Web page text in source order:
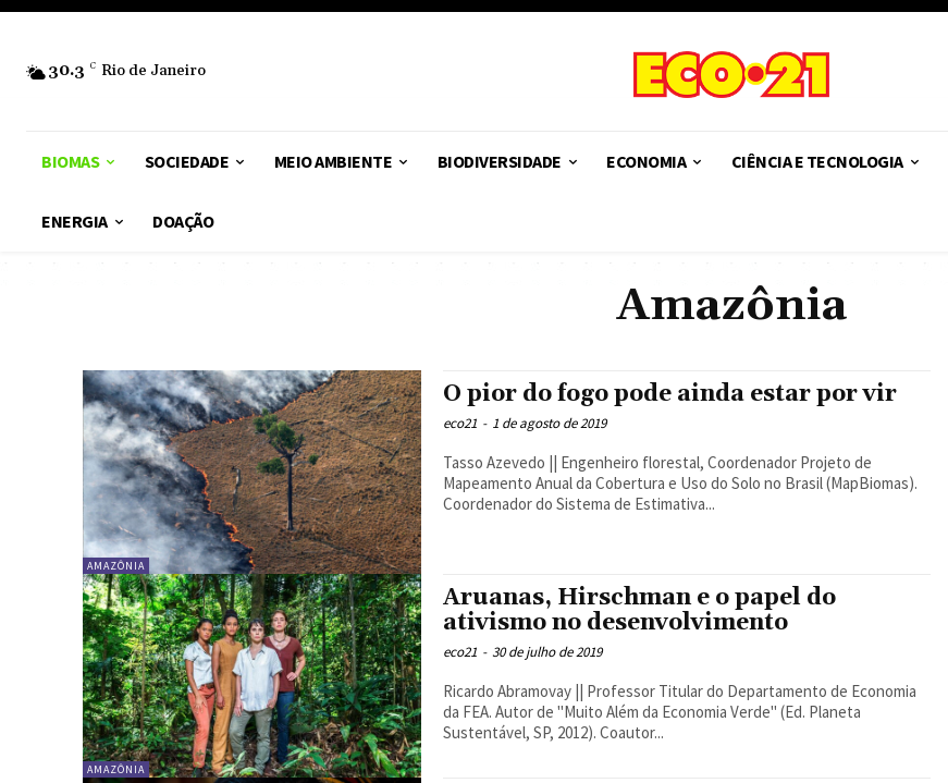
30.3 C Rio de Janeiro
BIOMAS SOCIEDADE MEIO AMBIENTE BIODIVERSIDADE ECONOMIA CIÊNCIA E TECNOLOGIA
ENERGIA DOAÇÃO
Amazônia
AMAZÔNIA
O pior do fogo pode ainda estar por vir
eco21 - 1 de agosto de 2019
Tasso Azevedo || Engenheiro florestal, Coordenador Projeto de
Mapeamento Anual da Cobertura e Uso do Solo no Brasil (MapBiomas).
Coordenador do Sistema de Estimativa...
AMAZÔNIA
Aruanas, Hirschman e o papel do
ativismo no desenvolvimento
eco21 - 30 de julho de 2019
Ricardo Abramovay || Professor Titular do Departamento de Economia
da FEA. Autor de "Muito Além da Economia Verde" (Ed. Planeta
Sustentável, SP, 2012). Coautor...